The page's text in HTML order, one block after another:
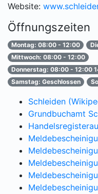
Website:
Öffnungszeiten
Montag: 08:00 - 12:00
Mittwoch: 08:00 - 12:00
Donnerstag: 08:00 - 12:00
Samstag: Geschlossen
Schleiden
Grundbuchamt